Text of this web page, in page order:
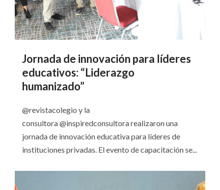
Jornada de innovación para líderes
educativos: “Liderazgo
humanizado”
@revistacolegio y la
consultora @inspiredconsultora realizaron una
jornada de innovación educativa para líderes de
instituciones privadas. El evento de capacitación se...